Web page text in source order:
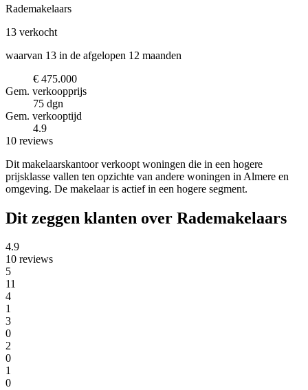
Rademakelaars
13 verkocht
waarvan 13 in de afgelopen 12 maanden
€ 475.000
Gem. verkoopprijs
75 dgn
Gem. verkooptijd
4.9
10 reviews
Dit makelaarskantoor verkoopt woningen die in een hogere
prijsklasse vallen ten opzichte van andere woningen in Almere en
omgeving. De makelaar is actief in een hogere segment.
Dit zeggen klanten over Rademakelaars
4.9
10 reviews
5
11
4
1
3
0
2
0
1
0